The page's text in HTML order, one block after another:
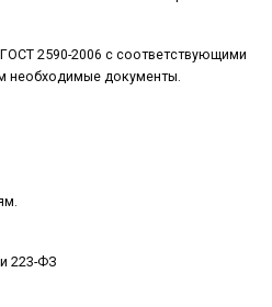
2590-2006 с соответствующими
необходимые документы.
223-ФЗ